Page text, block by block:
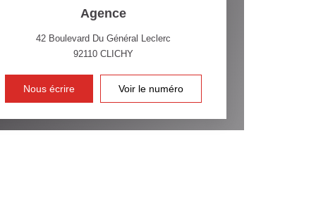
Agence
42 Boulevard Du Général Leclerc
92110 CLICHY
Nous écrire Voir le numéro